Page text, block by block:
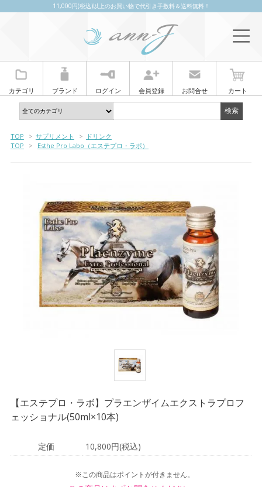
11,000円(税込)以上のお買い物で代引き手数料＆送料無料！
カテゴリ ブランド ログイン 会員登録 お問合せ カート
TOP > サプリメント >
ドリンク
TOP
> Esthe Pro Labo（エステプロ・ラボ）
【エステプロ・ラボ】プラエンザイムエクストラプロフ
ェッショナル(50ml×10本)
定価 10,800円(税込)
※この商品はポイントが付きません。